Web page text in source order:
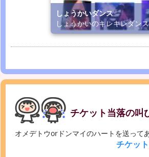
しょうかいダンス
しょうかいのキレキレダンス
チケット当落の叫
オメデトウorドンマイのハートを送って
チケッ